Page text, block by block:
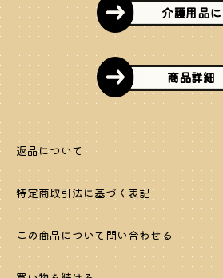
介護用品に
商品詳細
返品について
特定商取引法に基づく表記
この商品について問い合わせる